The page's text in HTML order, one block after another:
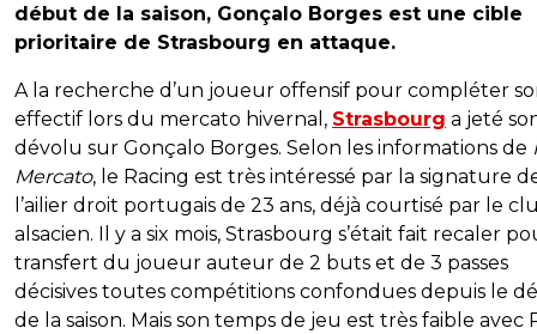
début de la saison, Gonçalo Borges est une cible
prioritaire de Strasbourg en attaque.
A la recherche d’un joueur offensif pour compléter
effectif lors du mercato hivernal, Strasbourg a jeté
dévolu sur Gonçalo Borges. Selon les informations de
Mercato, le Racing est très intéressé par la signature
l’ailier droit portugais de 23 ans, déjà courtisé par le
alsacien. Il y a six mois, Strasbourg s’était fait recaler
transfert du joueur auteur de 2 buts et de 3 passes
décisives toutes compétitions confondues depuis le
de la saison. Mais son temps de jeu est très faible avec